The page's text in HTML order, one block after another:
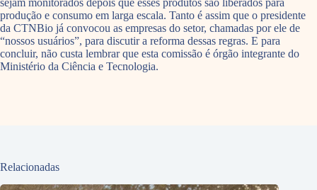
sejam monitorados depois que esses produtos são liberados para
produção e consumo em larga escala. Tanto é assim que o presidente
da CTNBio já convocou as empresas do setor, chamadas por ele de
“nossos usuários”, para discutir a reforma dessas regras. E para
concluir, não custa lembrar que esta comissão é órgão integrante do
Ministério da Ciência e Tecnologia.
Relacionadas